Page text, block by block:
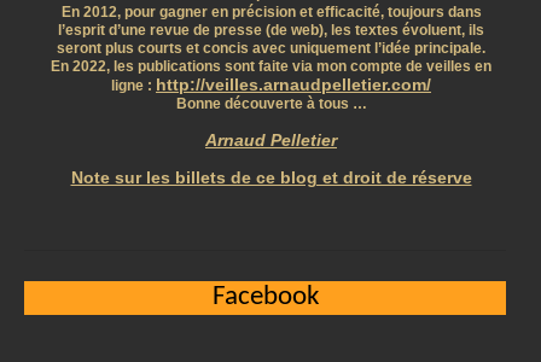
En 2012, pour gagner en précision et efficacité, toujours dans
l’esprit d’une revue de presse (de web), les textes évoluent, ils
seront plus courts et concis avec uniquement l’idée principale.
En 2022, les publications sont faite via mon compte de veilles en
ligne : http://veilles.arnaudpelletier.com/
Bonne découverte à tous …
Arnaud Pelletier
Note sur les billets de ce blog et droit de réserve
Facebook